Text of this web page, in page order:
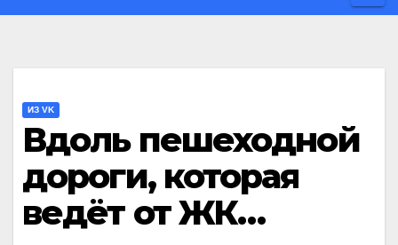
ИЗ VK
Вдоль пешеходной
дороги, которая
ведёт от ЖК…